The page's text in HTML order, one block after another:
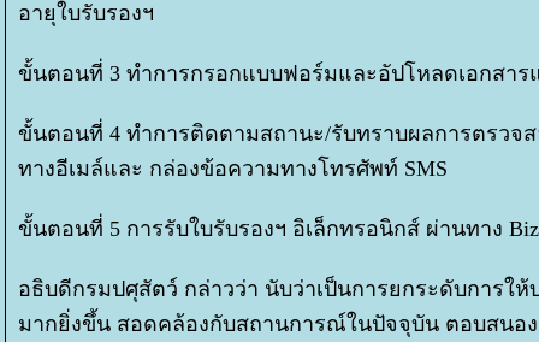
อายุใบรับรองฯ
ขั้นตอนที่ 3 ทำการกรอกแบบฟอร์มและอัปโหลดเอกสาร
ขั้นตอนที่ 4 ทำการติดตามสถานะ/รับทราบผลการตรวจ
ทางอีเมล์และ กล่องข้อความทางโทรศัพท์ SMS
ขั้นตอนที่ 5 การรับใบรับรองฯ อิเล็กทรอนิกส์ ผ่านทาง
อธิบดีกรมปศุสัตว์ กล่าวว่า นับว่าเป็นการยกระดับการใ
มากยิ่งขึ้น สอดคล้องกับสถานการณ์ในปัจจุบัน ตอบสนอ